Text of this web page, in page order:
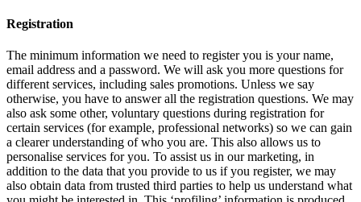
Registration
The minimum information we need to register you is your name,
email address and a password. We will ask you more questions for
different services, including sales promotions. Unless we say
otherwise, you have to answer all the registration questions. We may
also ask some other, voluntary questions during registration for
certain services (for example, professional networks) so we can gain
a clearer understanding of who you are. This also allows us to
personalise services for you. To assist us in our marketing, in
addition to the data that you provide to us if you register, we may
also obtain data from trusted third parties to help us understand what